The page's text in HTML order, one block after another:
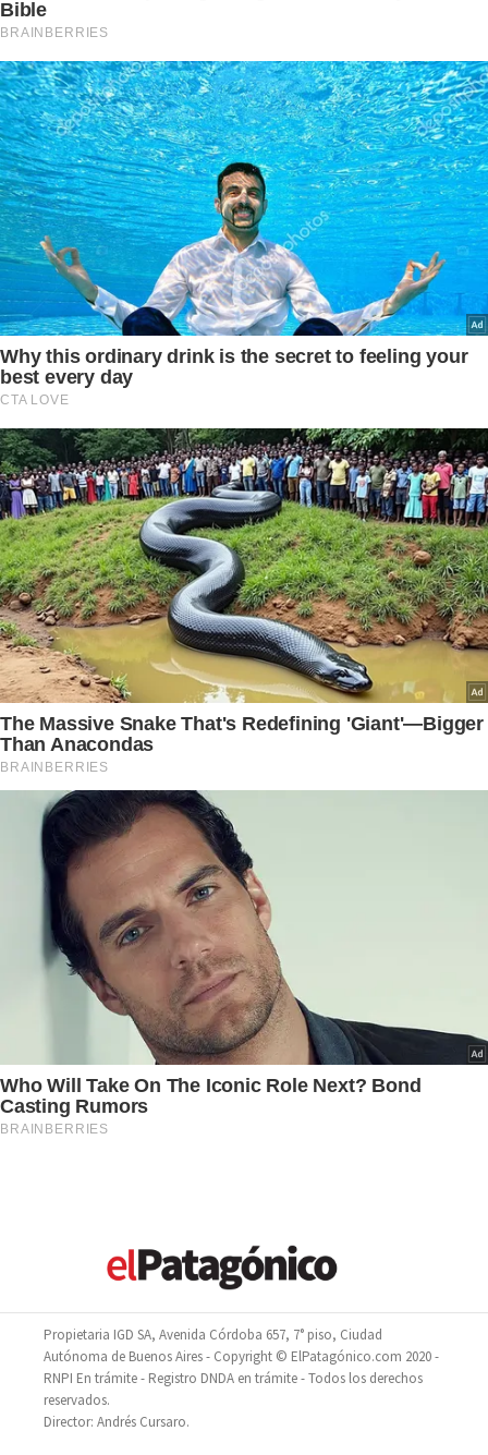
Propietaria IGD SA, Avenida Córdoba 657, 7° piso, Ciudad
Autónoma de Buenos Aires - Copyright © ElPatagónico.com 2020 -
RNPI En trámite - Registro DNDA en trámite - Todos los derechos
reservados.
Director: Andrés Cursaro.